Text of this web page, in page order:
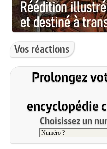
Vos réactions
Prolongez
encyclopédie
Choisissez un